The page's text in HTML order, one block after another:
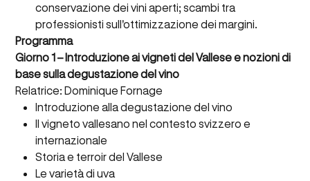
conservazione dei vini aperti; scambi tra
professionisti sull'ottimizzazione dei margini.
Programma
Giorno 1 – Introduzione ai vigneti del Vallese e nozioni di
base sulla degustazione del vino
Relatrice: Dominique Fornage
Introduzione alla degustazione del vino
Il vigneto vallesano nel contesto svizzero e
internazionale
Storia e terroir del Vallese
Le varietà di uva